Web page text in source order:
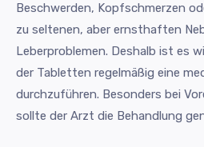
Beschwerden, Kopfschmerzen
zu seltenen, aber ernsthaften
Leberproblemen. Deshalb ist es
der Tabletten regelmäßig eine
durchzuführen. Besonders bei
sollte der Arzt die Behandlung